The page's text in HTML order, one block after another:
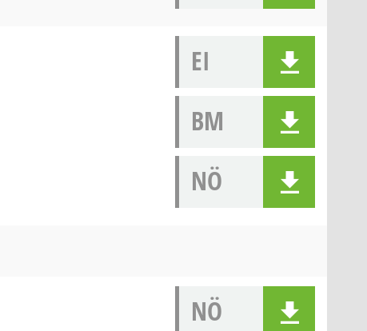
EI
BM
NÖ
NÖ